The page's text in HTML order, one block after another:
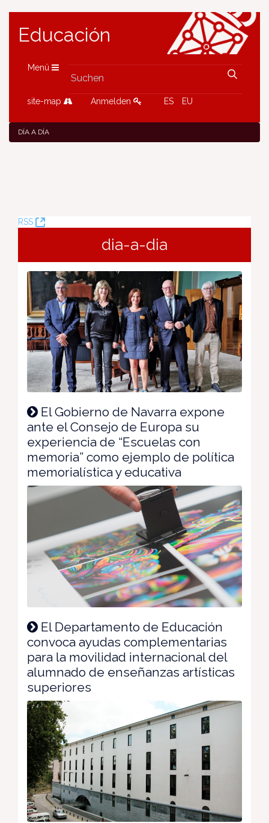
Educación
Menü
site-map Anmelden ES EU
DÍA A DÍA
RSS
(Öffnet
dia-a-dia
El Gobierno de Navarra expone
ante el Consejo de Europa su
experiencia de “Escuelas con
memoria” como ejemplo de política
memorialística y educativa
El Departamento de Educación
convoca ayudas complementarias
para la movilidad internacional del
alumnado de enseñanzas artísticas
superiores